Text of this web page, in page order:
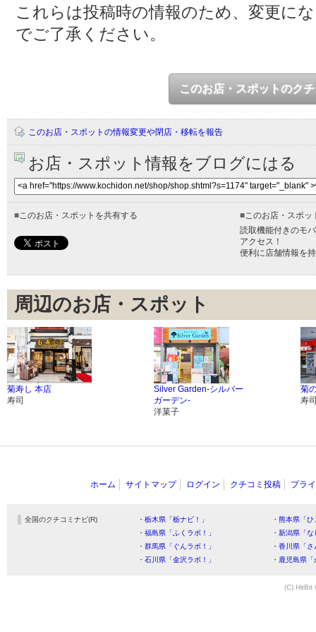
これらは投稿時の情報のため、変更に
でご了承ください。
このお店・スポットのク
このお店・スポットの情報変更や閉店・移転を報告
お店・スポット情報をブログにはる
■ このお店・スポットを共有する ■ このお店・スポ
読取機能付きのモ
アクセス！
便利に店舗情報を
周辺のお店・スポット
菊寿し 本店
寿司
Silver Garden-シルバー
ガーデン-
洋菓子
菊
寿
ホーム サイトマップ ログイン クチコミ投稿 プラ
全国のクチコミナビ(R) ・栃木県「栃ナビ！」
・熊本県「
・福島県「ふくラボ！」
・新潟県「
・群馬県「ぐんラボ！」
・香川県「
・石川県「金沢ラボ！」
・鹿児島県
(C) HitBit